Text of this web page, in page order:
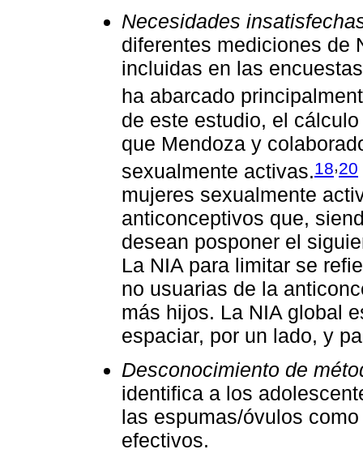
Necesidades
diferentes mediciones de
incluidas en las
ha abarcado
de este estudio, el
que Mendoza y
sexualmente activas.18 20
mujeres sexualmente
anticonceptivos que,
desean posponer el
La NIA para limitar se
no usuarias de la
más hijos. La NIA global
espaciar, por un lado, y
Desconocimiento de
identifica a los
las espumas/óvulos
efectivos.